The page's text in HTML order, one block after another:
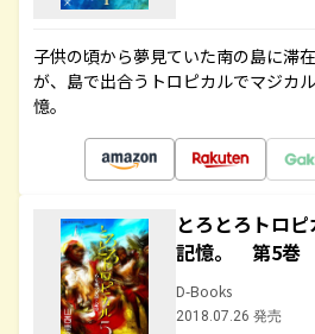
子供の頃から夢見ていた南の島に滞
が、島で出合うトロピカルでマジカ
憶。
とろとろトロ
記憶。 第5巻
D-Books
2018.07.26 発売